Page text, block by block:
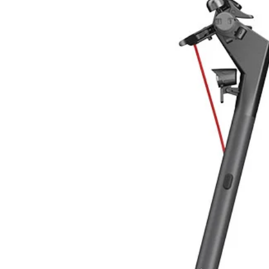
piccoli generatori FV da 0,7 KW a
tra gli inverter di piccole
Potenza senza compromessi
Piccolo, leggero e silenzioso. X1
ristretto degli spazi: con un
l’inverter X1 Mini è piccolo, ma
Protezione da classe IP65
Installazione all’interno o
installato in ambienti sia interni
Contributo smaltimento moduli
Composto da: